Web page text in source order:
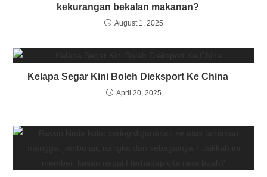
kekurangan bekalan makanan?
August 1, 2025
Kelapa Segar Kini Boleh Dieksport Ke China
April 20, 2025